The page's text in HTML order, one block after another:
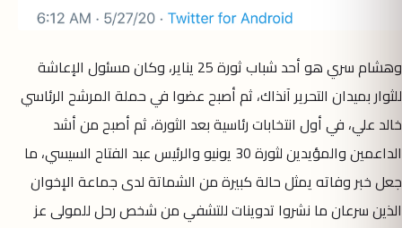
وهشام سري هو أحد شباب ثورة 25 يناير، وكان مسئول الإعاشة
للثوار بميدان التحرير آنذاك، ثم أصبح عضوا في حملة المرشح الرئاسي
خالد علي، في أول انتخابات رئاسية بعد الثورة، ثم أصبح من أشد
الداعمين والمؤيدين لثورة 30 يونيو والرئيس عبد الفتاح السيسي، ما
جعل خبر وفاته يمثل حالة كبيرة من الشماتة لدى جماعة الإخوان
الذين سرعان ما نشروا تدوينات للتشفي من شخص رحل للمولى عز